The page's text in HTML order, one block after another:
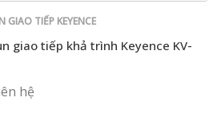
GIAO TIẾP KEYENCE
giao tiếp khả trình Keyence KV-
hệ